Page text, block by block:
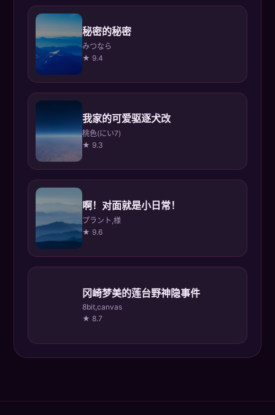
秘密的秘密
みつなら
★ 9.4
我家的可爱驱逐犬改
桃色(にい7)
★ 9.3
啊！对面就是小日常！
プラント,様
★ 9.6
冈崎梦美的莲台野神隐事件
8bit,canvas
★ 8.7